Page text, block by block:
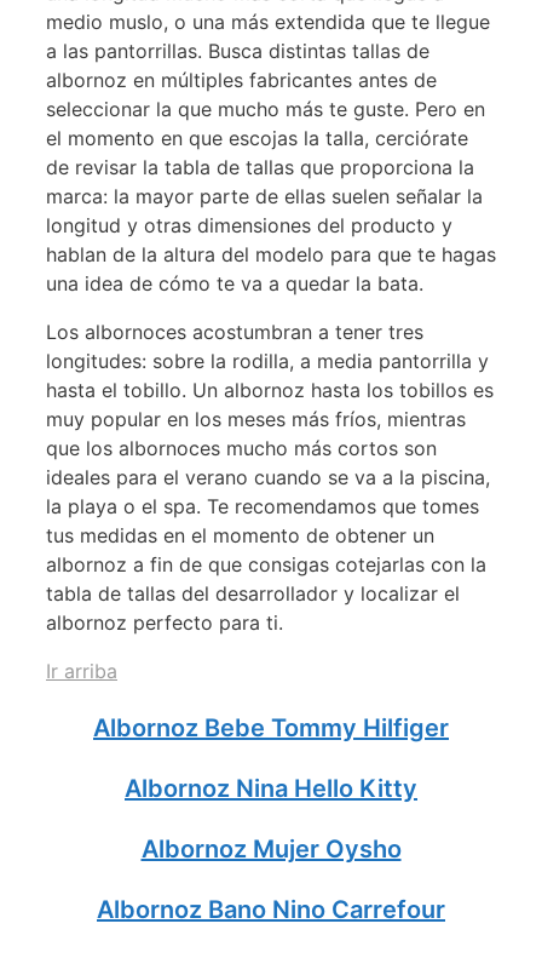
medio muslo, o una más extendida que te llegue
a las pantorrillas. Busca distintas tallas de
albornoz en múltiples fabricantes antes de
seleccionar la que mucho más te guste. Pero en
el momento en que escojas la talla, cerciórate
de revisar la tabla de tallas que proporciona la
marca: la mayor parte de ellas suelen señalar la
longitud y otras dimensiones del producto y
hablan de la altura del modelo para que te hagas
una idea de cómo te va a quedar la bata.
Los albornoces acostumbran a tener tres
longitudes: sobre la rodilla, a media pantorrilla y
hasta el tobillo. Un albornoz hasta los tobillos es
muy popular en los meses más fríos, mientras
que los albornoces mucho más cortos son
ideales para el verano cuando se va a la piscina,
la playa o el spa. Te recomendamos que tomes
tus medidas en el momento de obtener un
albornoz a fin de que consigas cotejarlas con la
tabla de tallas del desarrollador y localizar el
albornoz perfecto para ti.
Ir arriba
Albornoz Bebe Tommy Hilfiger
Albornoz Nina Hello Kitty
Albornoz Mujer Oysho
Albornoz Bano Nino Carrefour